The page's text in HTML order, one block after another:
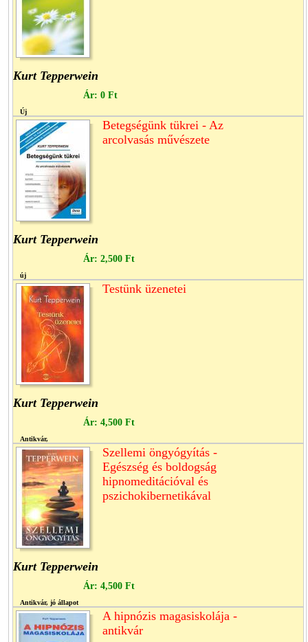
Kurt Tepperwein
Ár: 0 Ft
Új
Betegségünk tükrei - Az
arcolvasás művészete
Kurt Tepperwein
Ár: 2,500 Ft
új
Testünk üzenetei
Kurt Tepperwein
Ár: 4,500 Ft
Antikvár,
Szellemi öngyógyítás -
Egészség és boldogság
hipnomeditációval és
pszichokibernetikával
Kurt Tepperwein
Ár: 4,500 Ft
Antikvár, jó állapot
A hipnózis magasiskolája -
antikvár